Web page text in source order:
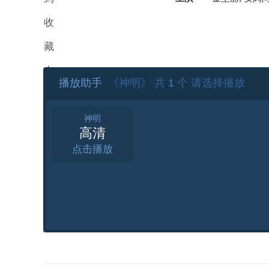
收
藏
夹
播放助手 《神明》 共 1 个 请选择播放
神明
高清
点击